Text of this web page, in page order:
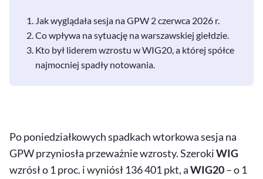
Jak wyglądała sesja na GPW 2 czerwca 2026 r.
Co wpływa na sytuację na warszawskiej giełdzie.
Kto był liderem wzrostu w WIG20, a której spółce
najmocniej spadły notowania.
Po poniedziałkowych spadkach wtorkowa sesja na
GPW przyniosła przeważnie wzrosty. SzerokiWIG
wzrósł o 1 proc. i wyniósł 136 401 pkt, aWIG20– o 1